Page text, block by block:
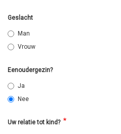
Geslacht
Man
Vrouw
Eenoudergezin?
Ja
Nee
Uw relatie tot kind?